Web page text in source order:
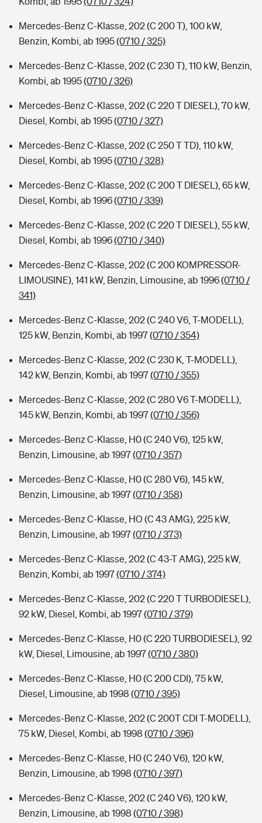
Mercedes-Benz C-Klasse, 202 (C 200 T), 100 kW,
Benzin, Kombi, ab 1995(0710 / 325)
Mercedes-Benz C-Klasse, 202 (C 230 T), 110 kW, Benzin,
Kombi, ab 1995(0710 / 326)
Mercedes-Benz C-Klasse, 202 (C 220 T DIESEL), 70 kW,
Diesel, Kombi, ab 1995(0710 / 327)
Mercedes-Benz C-Klasse, 202 (C 250 T TD), 110 kW,
Diesel, Kombi, ab 1995(0710 / 328)
Mercedes-Benz C-Klasse, 202 (C 200 T DIESEL), 65 kW,
Diesel, Kombi, ab 1996(0710 / 339)
Mercedes-Benz C-Klasse, 202 (C 220 T DIESEL), 55 kW,
Diesel, Kombi, ab 1996(0710 / 340)
Mercedes-Benz C-Klasse, 202 (C 200 KOMPRESSOR-
LIMOUSINE), 141 kW, Benzin, Limousine, ab 1996(0710 /
341)
Mercedes-Benz C-Klasse, 202 (C 240 V6, T-MODELL),
125 kW, Benzin, Kombi, ab 1997(0710 / 354)
Mercedes-Benz C-Klasse, 202 (C 230 K, T-MODELL),
142 kW, Benzin, Kombi, ab 1997(0710 / 355)
Mercedes-Benz C-Klasse, 202 (C 280 V6 T-MODELL),
145 kW, Benzin, Kombi, ab 1997(0710 / 356)
Mercedes-Benz C-Klasse, H0 (C 240 V6), 125 kW,
Benzin, Limousine, ab 1997(0710 / 357)
Mercedes-Benz C-Klasse, H0 (C 280 V6), 145 kW,
Benzin, Limousine, ab 1997(0710 / 358)
Mercedes-Benz C-Klasse, HO (C 43 AMG), 225 kW,
Benzin, Limousine, ab 1997(0710 / 373)
Mercedes-Benz C-Klasse, 202 (C 43-T AMG), 225 kW,
Benzin, Kombi, ab 1997(0710 / 374)
Mercedes-Benz C-Klasse, 202 (C 220 T TURBODIESEL),
92 kW, Diesel, Kombi, ab 1997(0710 / 379)
Mercedes-Benz C-Klasse, H0 (C 220 TURBODIESEL), 92
kW, Diesel, Limousine, ab 1997(0710 / 380)
Mercedes-Benz C-Klasse, H0 (C 200 CDI), 75 kW,
Diesel, Limousine, ab 1998 (0710 / 395)
Mercedes-Benz C-Klasse, 202 (C 200T CDI T-MODELL),
75 kW, Diesel, Kombi, ab 1998 (0710 / 396)
Mercedes-Benz C-Klasse, H0 (C 240 V6), 120 kW,
Benzin, Limousine, ab 1998 (0710 / 397)
Mercedes-Benz C-Klasse, 202 (C 240 V6), 120 kW,
Benzin, Limousine, ab 1998 (0710 / 398)